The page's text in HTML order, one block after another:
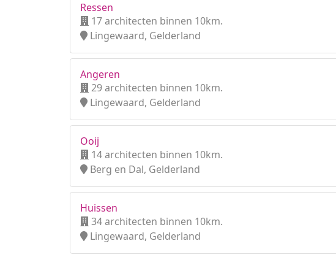
Ressen
17 architecten binnen 10km.
Lingewaard, Gelderland
Angeren
29 architecten binnen 10km.
Lingewaard, Gelderland
Ooij
14 architecten binnen 10km.
Berg en Dal, Gelderland
Huissen
34 architecten binnen 10km.
Lingewaard, Gelderland